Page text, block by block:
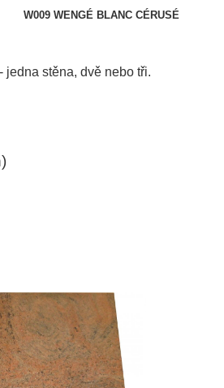
BLANC CÉRUSÉ
jedna stěna, dvě nebo tři.